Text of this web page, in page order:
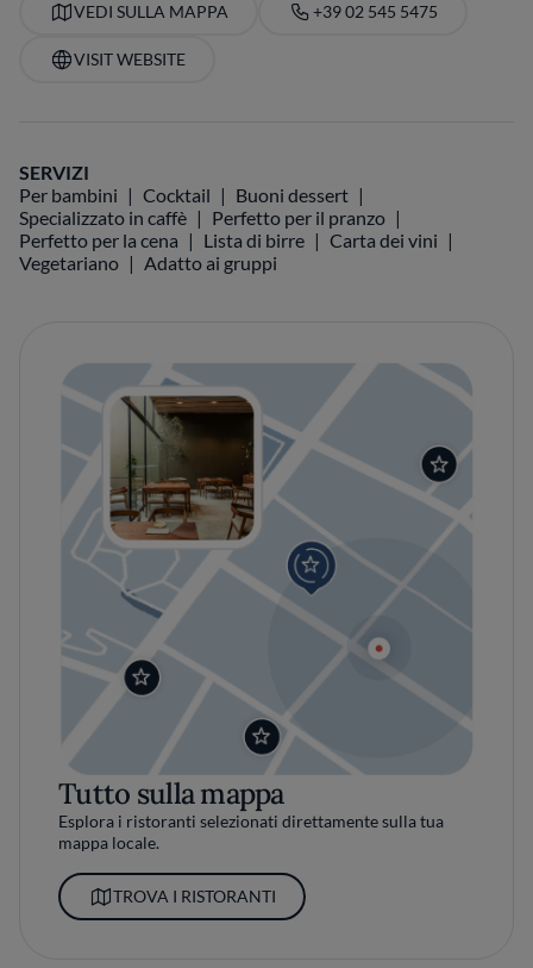
VEDI SULLA MAPPA +39 02 545 5475
VISIT WEBSITE
SERVIZI
Per bambini
Cocktail
Buoni dessert
Specializzato in caffè
Perfetto per il pranzo
Perfetto per la cena
Lista di birre
Carta dei vini
Vegetariano
Adatto ai gruppi
Tutto sulla mappa
Esplora i ristoranti selezionati direttamente sulla tua
mappa locale.
TROVA I RISTORANTI